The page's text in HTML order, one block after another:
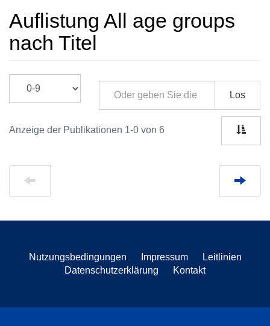
Auflistung All age groups
nach Titel
Los
Anzeige der Publikationen 1-0 von 6
Nutzungsbedingungen Impressum
Leitlinien
Datenschutzerklärung
Kontakt